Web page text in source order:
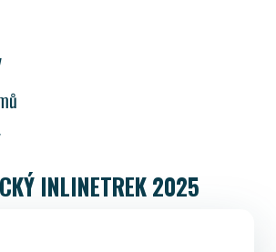
INLINETREK 2025